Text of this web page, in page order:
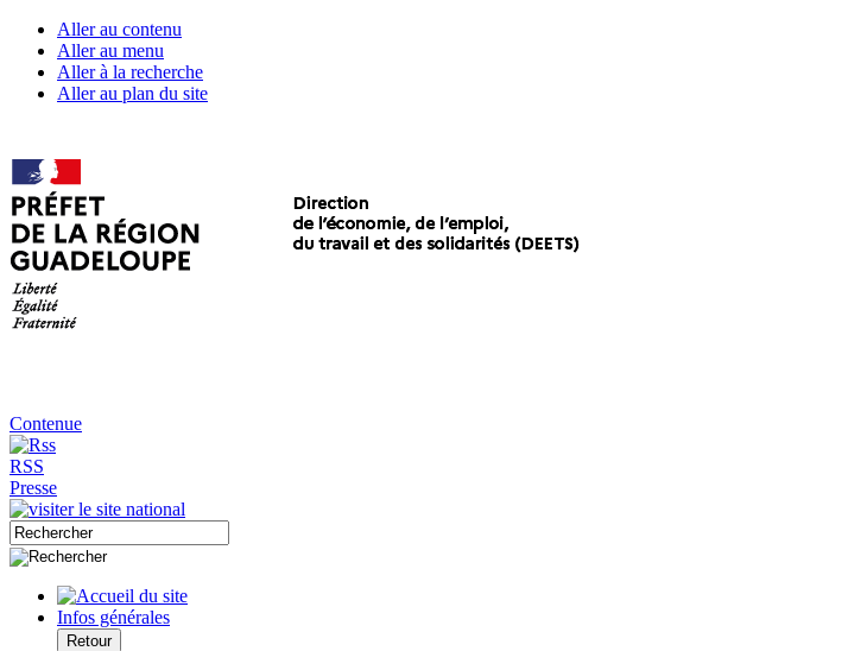
Aller au contenu
Aller au menu
Aller à la recherche
Aller au plan du site
Contenue
RSS
Presse
Infos générales
Retour